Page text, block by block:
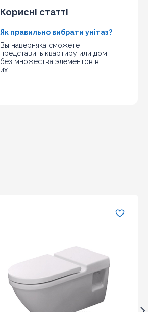
Корисні статті
Як правильно вибрати унітаз?
Вы наверняка сможете
представить квартиру или дом
без множества элементов в
их...